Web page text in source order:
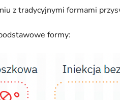
z tradycyjnymi formami
formy: